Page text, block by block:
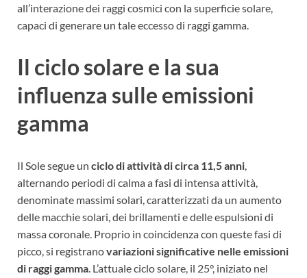
all’interazione dei raggi cosmici con la superficie solare,
capaci di generare un tale eccesso di raggi gamma.
Il ciclo solare e la sua
influenza sulle emissioni
gamma
Il Sole segue un ciclo di attività di circa 11,5 anni,
alternando periodi di calma a fasi di intensa attività,
denominate massimi solari, caratterizzati da un aumento
delle macchie solari, dei brillamenti e delle espulsioni di
massa coronale. Proprio in coincidenza con queste fasi di
picco, si registranovariazioni significative nelle emissioni
di raggi gamma. L’attuale ciclo solare, il 25°, iniziato nel